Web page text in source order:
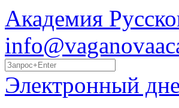
Академия
Электронный